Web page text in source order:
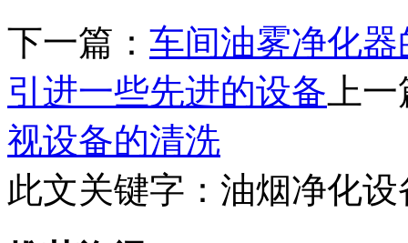
下一篇： 车间油雾净化
引进一些先进的设备 上
视设备的清洗
此文关键字： 油烟净化